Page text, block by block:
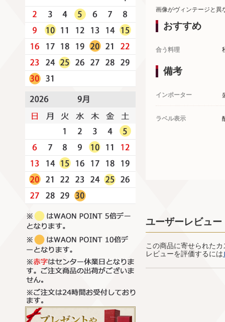
画像がヴィンテージと異
おすすめ
合う料理
備考
インポーター
ラベル表示
ユーザーレビュー
この商品に寄せられた
レビューを評価するには